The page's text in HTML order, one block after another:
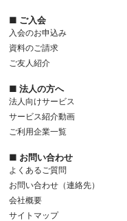
■ ご入会
入会のお申込み
資料のご請求
ご友人紹介
■ 法人の方へ
法人向けサービス
サービス紹介動画
ご利用企業一覧
■ お問い合わせ
よくあるご質問
お問い合わせ（連絡先）
会社概要
サイトマップ